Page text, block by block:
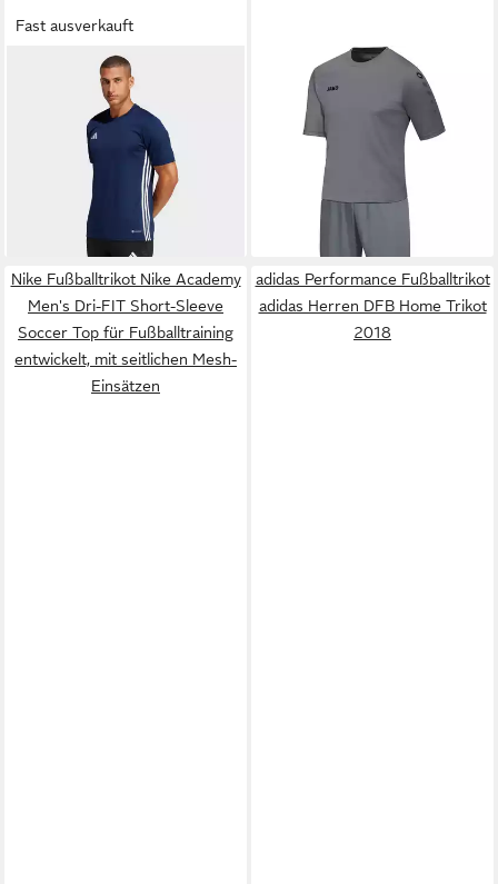
Fast ausverkauft
ADIDAS PERFORMANCE
Fußballtrikot TABELA 23
ab 16,99 € UVP 20,00 €
+9
Fußballtrikot Herren
Fussball und Sport Trikotset
Erwachsene
26,99 €
+8
Nike Fußballtrikot Nike Academy
Men's Dri-FIT Short-Sleeve
Soccer Top für Fußballtraining
entwickelt, mit seitlichen Mesh-
Einsätzen
adidas Performance Fußballtrikot
adidas Herren DFB Home Trikot
2018